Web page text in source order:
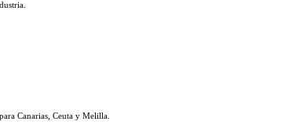
Canarias, Ceuta y Melilla.